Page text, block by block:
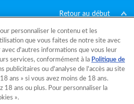
Retour au début
Modèles Qu'est-ce qu'Aquabeads ?
site Politique de confidentialité Cookies
© EPOCH
personnaliser le contenu et les
que vous faites de notre site avec
avec d'autres informations que vous leur
services, conformément à la Politique de
publicitaires ou d'analyse de l'accès au site
ans » si vous avez moins de 18 ans.
18 ans ou plus. Pour personnaliser la
».